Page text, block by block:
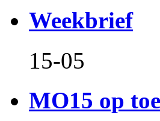
Weekbrief
15-05
MO15 op